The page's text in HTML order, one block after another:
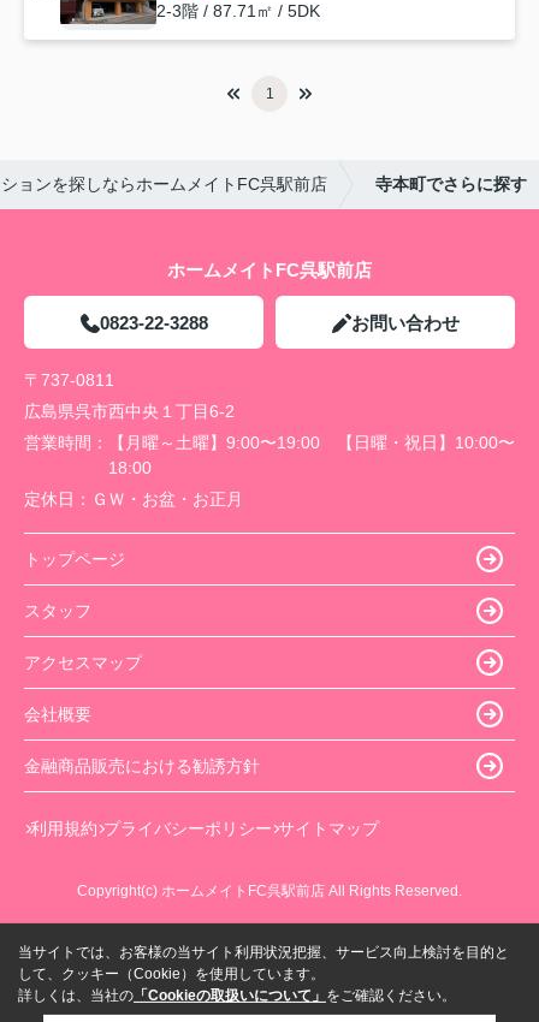
2-3階 / 87.71㎡ / 5DK
1
ョンを探しならホームメイトFC呉駅前店 寺本町でさらに探す
ホームメイトFC呉駅前店
0823-22-3288 お問い合わせ
〒737-0811
広島県呉市西中央１丁目6-2
営業時間：
【月曜～土曜】9:00〜19:00 【日曜・祝日】10:00〜
18:00
定休日： ＧＷ・お盆・お正月
トップページ
スタッフ
アクセスマップ
会社概要
金融商品販売における勧誘方針
利用規約 プライバシーポリシー サイトマップ
Copyright(c) ホームメイトFC呉駅前店 All Rights Reserved.
当サイトでは、お客様の当サイト利用状況把握、サービス向上検討を目的と
して、クッキー（Cookie）を使用しています。
詳しくは、当社の 「Cookieの取扱いについて」 をご確認ください。